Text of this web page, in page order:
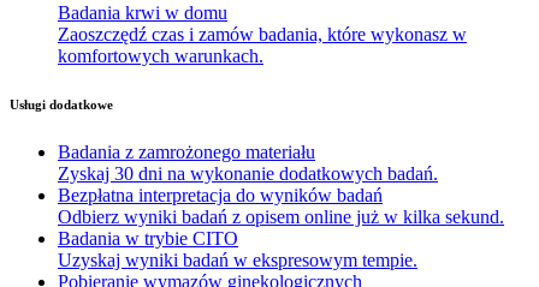
Badania krwi w domu
Zaoszczędź czas i zamów badania, które wykonasz w
komfortowych warunkach.
Usługi dodatkowe
Badania z zamrożonego materiału
Zyskaj 30 dni na wykonanie dodatkowych badań.
Bezpłatna interpretacja do wyników badań
Odbierz wyniki badań z opisem online już w kilka sekund.
Badania w trybie CITO
Uzyskaj wyniki badań w ekspresowym tempie.
Pobieranie wymazów ginekologicznych